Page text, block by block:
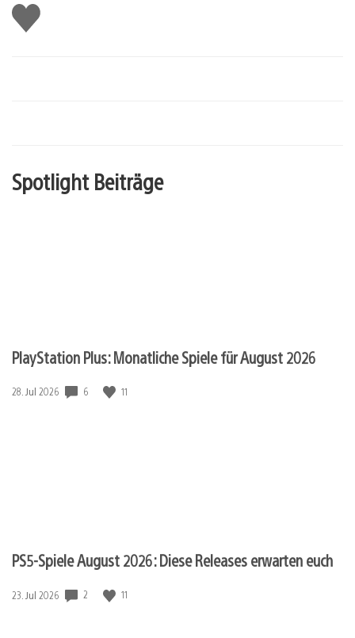
Gefällt
mir
Spotlight Beiträge
PlayStation Plus: Monatliche Spiele für August 2026
Veröffentlichungsdatum:
28. Jul 2026 6 11
PS5-Spiele August 2026: Diese Releases erwarten euch
Veröffentlichungsdatum:
23. Jul 2026 2 11